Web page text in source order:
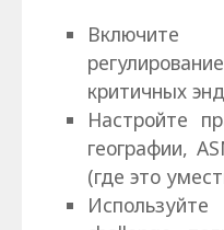
критичных
Настройте
географии,
(где это